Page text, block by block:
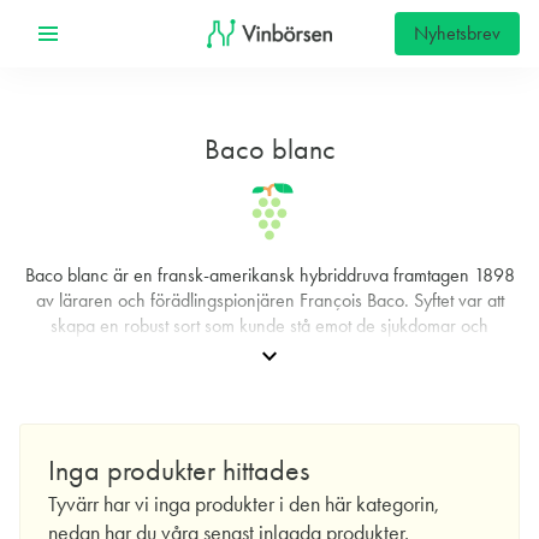
Nyhetsbrev
Baco blanc
Baco blanc är en fransk‑amerikansk hybriddruva framtagen 1898
av läraren och förädlingspionjären François Baco. Syftet var att
skapa en robust sort som kunde stå emot de sjukdomar och
skadegörare som i slutet av 1800‑talet slog hårt mot europeiska
nordamerikanska hybriden Noah, och resultatet blev Baco blanc,
mellan europeiskt ursprung och amerikanskt motståndskraftspaket
gav en druva som kunde leverera stabila skördar i klimat och
jordar där andra sorter hade det svårare.
expand_more
Inga produkter hittades
Tyvärr har vi inga produkter i den här kategorin,
nedan har du våra senast inlagda produkter.